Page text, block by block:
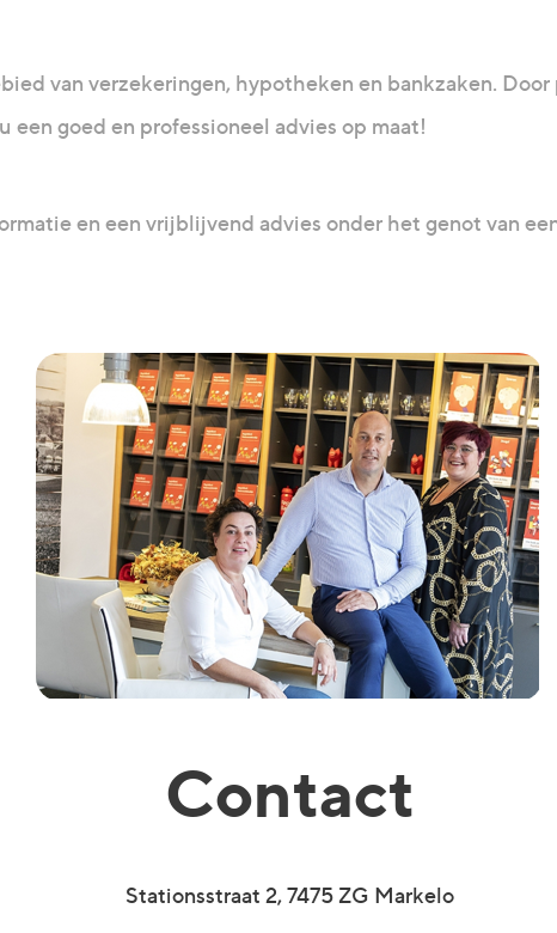
van verzekeringen, hypotheken en bankzaken.
een goed en professioneel advies op maat!
en een vrijblijvend advies onder het genot van
Contact
Stationsstraat 2, 7475 ZG Markelo